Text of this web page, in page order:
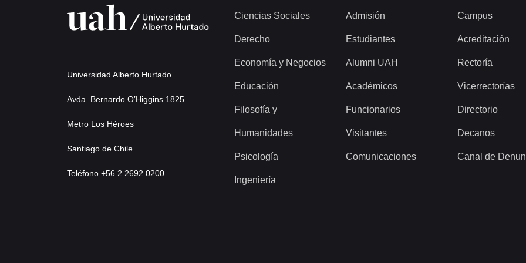
Universidad Alberto Hurtado
Avda. Bernardo O’Higgins 1825
Metro Los Héroes
Santiago de Chile
Teléfono +56 2 2692 0200
Ciencias Sociales
Derecho
Economía y Negocios
Educación
Filosofía y
Humanidades
Psicología
Ingeniería
Admisión
Estudiantes
Alumni UAH
Académicos
Funcionarios
Visitantes
Comunicaciones
Campus
Acreditación
Rectoría
Vicerrectorías
Directorio
Decanos
Canal de